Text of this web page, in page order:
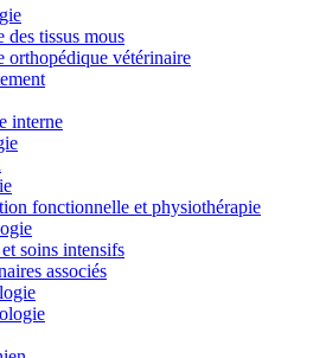
des tissus mous
orthopédique vétérinaire
interne
fonctionnelle et physiothérapie
soins intensifs
associés